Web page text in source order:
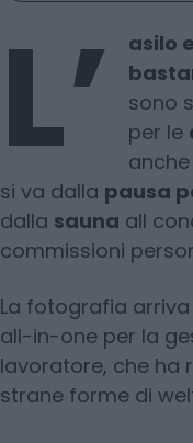
L’
asilo
sono
per le
si va dalla pausa
dalla sauna all
commissioni
La fotografia
all-in-one per la
lavoratore, che ha
strane forme di